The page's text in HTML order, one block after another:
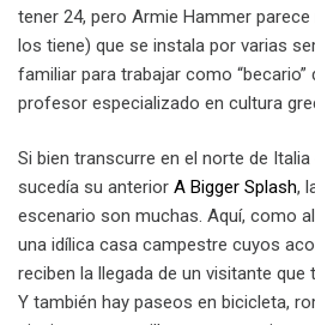
tener 24, pero Armie Hammer
los tiene) que se instala por varias
familiar para trabajar como “becario”
profesor especializado en cultura
Si bien transcurre en el norte de Italia
sucedía su anterior A Bigger Splash,
escenario son muchas. Aquí, como
una idílica casa campestre cuyos
reciben la llegada de un visitante
Y también hay paseos en bicicleta,